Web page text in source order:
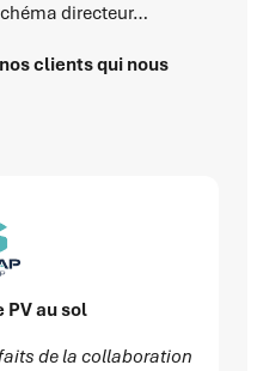
directeur…
clients qui nous
PV au sol
de la collaboration